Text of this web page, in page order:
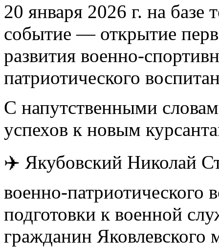
20 января 2026 г. на базе
событие — открытие
развития военно-
патриотического
С напутственными
успехов к новым
‍✈️ Якубовский Николай
военно-патриотического
подготовки к военной
гражданин Яковлевского